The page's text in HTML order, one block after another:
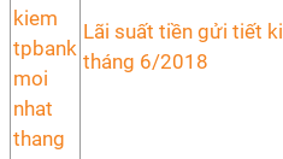
Lãi suất tiền gửi tiết
tháng 6/2018